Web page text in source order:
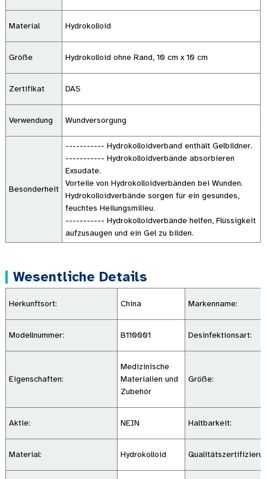
Material Hydrokolloid
Größe Hydrokolloid ohne Rand, 10 cm x 10 cm
Zertifikat DAS
Verwendung Wundversorgung
Besonderheit
----------- Hydrokolloidverband enthält Gelbildner.
----------- Hydrokolloidverbände absorbieren
Exsudate.
Vorteile von Hydrokolloidverbänden bei Wunden.
Hydrokolloidverbände sorgen für ein gesundes,
feuchtes Heilungsmilieu.
----------- Hydrokolloidverbände helfen, Flüssigkeit
aufzusaugen und ein Gel zu bilden.
Wesentliche Details
Herkunftsort: China Markenname:
Modellnummer: B110001 Desinfektionsart:
Eigenschaften:
Medizinische
Materialien und
Zubehör
Größe:
Aktie: NEIN Haltbarkeit:
Material: Hydrokolloid